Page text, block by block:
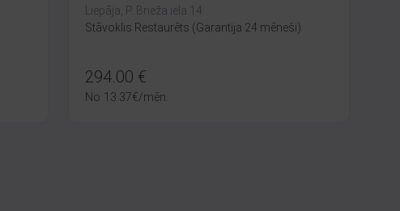
Liepāja, P. Brieža iela 14
Stāvoklis Restaurēts (Garantija 24 mēneši)
294.00 €
No 13.37€/mēn.